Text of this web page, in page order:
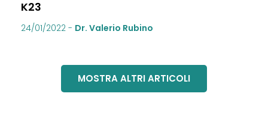
K23
24/01/2022 - Dr. Valerio Rubino
MOSTRA ALTRI ARTICOLI